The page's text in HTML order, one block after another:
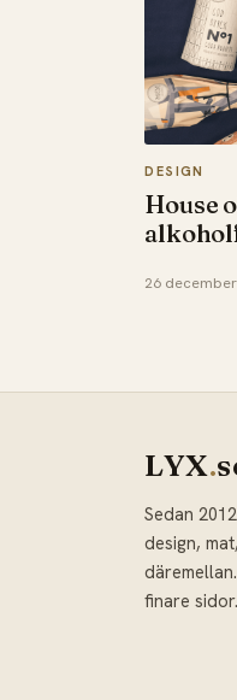
DESIGN
House
26
LYX.
Sedan
design,
finare sidor.